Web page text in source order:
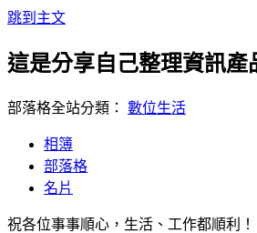
跳到主文
這是分享自己整理資訊產
部落格全站分類： 數位生活
相簿
部落格
名片
祝各位事事順心，生活、工作都順利！